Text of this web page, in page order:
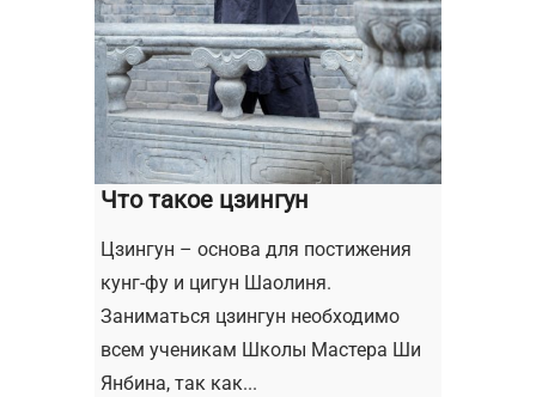
Что такое цзингун
Цзингун – основа для постижения
кунг-фу и цигун Шаолиня.
Заниматься цзингун необходимо
всем ученикам Школы Мастера Ши
Янбина, так как...